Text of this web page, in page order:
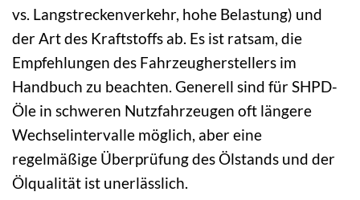
vs. Langstreckenverkehr, hohe Belastung) und
der Art des Kraftstoffs ab. Es ist ratsam, die
Empfehlungen des Fahrzeugherstellers im
Handbuch zu beachten. Generell sind für SHPD-
Öle in schweren Nutzfahrzeugen oft längere
Wechselintervalle möglich, aber eine
regelmäßige Überprüfung des Ölstands und der
Ölqualität ist unerlässlich.